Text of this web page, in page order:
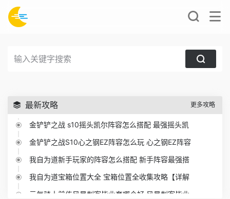
最新攻略 更多攻略
金铲铲之战 s10摇头凯尔阵容怎么搭配 最强摇头凯
金铲铲之战S10心之钢EZ阵容怎么玩 心之钢EZ阵容
我自为道新手玩家的阵容怎么搭配 新手阵容最强搭
我自为道宝箱位置大全 宝箱位置全收集攻略【详解
元气骑士前传风暴刺客毕业套哪个好 风暴刺客毕业